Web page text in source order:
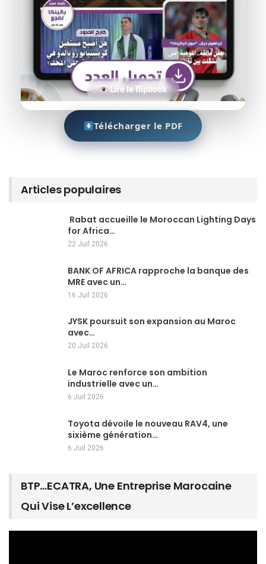
Lire le flipbook
Télécharger le PDF
Articles populaires
Rabat accueille le Moroccan Lighting Days
for Africa…
22 Juil 2026
BANK OF AFRICA rapproche la banque des
MRE avec un…
16 Juil 2026
JYSK poursuit son expansion au Maroc
avec…
20 Juil 2026
Le Maroc renforce son ambition
industrielle avec un…
6 Juil 2026
Toyota dévoile le nouveau RAV4, une
sixième génération…
6 Juil 2026
BTP…ECATRA, Une Entreprise Marocaine
Qui Vise L’excellence